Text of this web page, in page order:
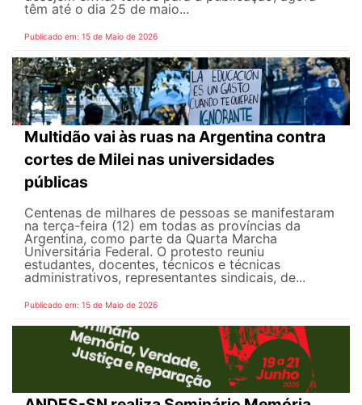
têm até o dia 25 de maio...
Publicado em: 15 de Maio de 2026
Multidão vai às ruas na Argentina contra
cortes de Milei nas universidades
públicas
Centenas de milhares de pessoas se manifestaram
na terça-feira (12) em todas as províncias da
Argentina, como parte da Quarta Marcha
Universitária Federal. O protesto reuniu
estudantes, docentes, técnicos e técnicas
administrativos, representantes sindicais, de...
Publicado em: 15 de Maio de 2026